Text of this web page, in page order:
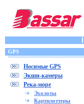
GPS
Носимые GPS
Экшн-камеры
Река-море
Эхолоты
Картплоттеры